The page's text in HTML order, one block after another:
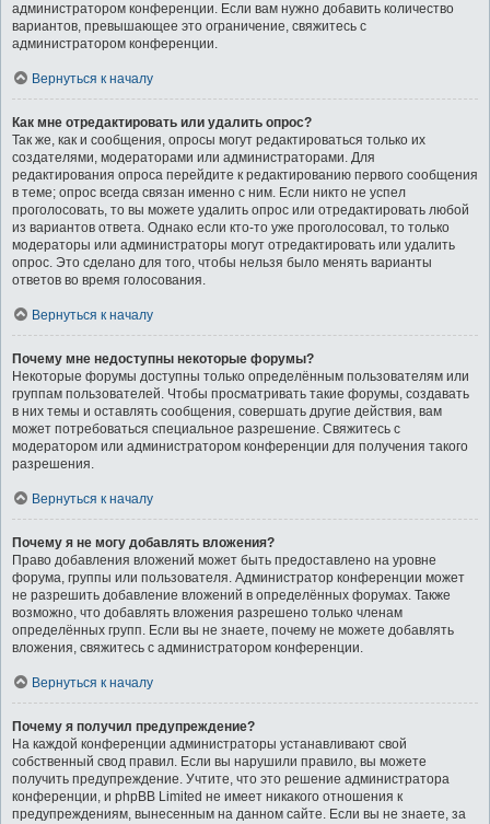
администратором конференции. Если вам нужно добавить количество
вариантов, превышающее это ограничение, свяжитесь с
администратором конференции.
Вернуться к началу
Как мне отредактировать или удалить опрос?
Так же, как и сообщения, опросы могут редактироваться только их
создателями, модераторами или администраторами. Для
редактирования опроса перейдите к редактированию первого сообщения
в теме; опрос всегда связан именно с ним. Если никто не успел
проголосовать, то вы можете удалить опрос или отредактировать любой
из вариантов ответа. Однако если кто-то уже проголосовал, то только
модераторы или администраторы могут отредактировать или удалить
опрос. Это сделано для того, чтобы нельзя было менять варианты
ответов во время голосования.
Вернуться к началу
Почему мне недоступны некоторые форумы?
Некоторые форумы доступны только определённым пользователям или
группам пользователей. Чтобы просматривать такие форумы, создавать
в них темы и оставлять сообщения, совершать другие действия, вам
может потребоваться специальное разрешение. Свяжитесь с
модератором или администратором конференции для получения такого
разрешения.
Вернуться к началу
Почему я не могу добавлять вложения?
Право добавления вложений может быть предоставлено на уровне
форума, группы или пользователя. Администратор конференции может
не разрешить добавление вложений в определённых форумах. Также
возможно, что добавлять вложения разрешено только членам
определённых групп. Если вы не знаете, почему не можете добавлять
вложения, свяжитесь с администратором конференции.
Вернуться к началу
Почему я получил предупреждение?
На каждой конференции администраторы устанавливают свой
собственный свод правил. Если вы нарушили правило, вы можете
получить предупреждение. Учтите, что это решение администратора
конференции, и phpBB Limited не имеет никакого отношения к
предупреждениям, вынесенным на данном сайте. Если вы не знаете, за